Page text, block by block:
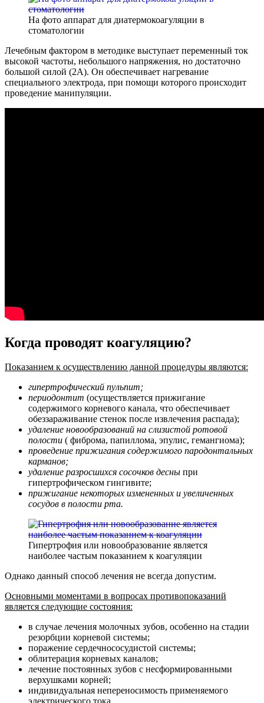
На фото аппарат для диатермокоагуляции в
стоматологии
Лечебным фактором в методике выступает переменный ток
высокой частоты, небольшого напряжения, но достаточно
большой силой (2А). Он обеспечивает нагревание
специального электрода, при помощи которого происходит
проведение манипуляции.
Когда проводят коагуляцию?
Показанием к осуществлению данной процедуры являются:
гипертрофический пульпит;
периодонтит (осуществляется прижигание
содержимого корневого канала, что обеспечивает
обеззараживание стенок после извлечения распада);
удаление новообразований на слизистой ротовой
полости ( фиброма, папиллома, эпулис, гемангиома);
проведение прижигания содержимого пародонтальных
карманов;
удаление разросшихся сосочков десны при
гипертрофическом гингивите;
прижигание некоторых измененных и увеличенных
сосудов в полости рта.
Гипертрофия или новообразование является
наиболее частым показанием к коагуляции
Однако данный способ лечения не всегда допустим.
Основными моментами в вопросах противопоказаний
является следующие состояния:
в случае лечения молочных зубов, особенно на стадии
резорбции корневой системы;
поражение сердечнососудистой системы;
облитерация корневых каналов;
лечение постоянных зубов с несформированными
верхушками корней;
индивидуальная непереносимость применяемого